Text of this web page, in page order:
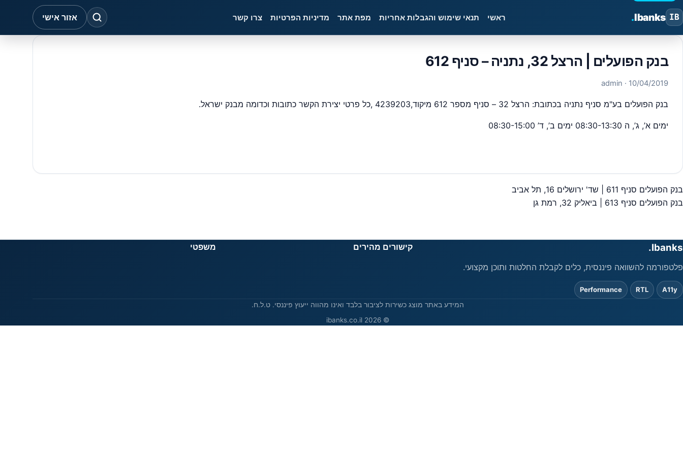
IB
Ibanks
. ראשי תנאי שימוש והגבלות אחריות מפת אתר מדיניות הפרטיות צרו קשר אזור אישי
בנק הפועלים | הרצל 32, נתניה – סניף 612
10/04/2019
· admin
בנק הפועלים בע"מ סניף נתניה בכתובת: הרצל 32 – סניף מספר 612 מיקוד,4239203 ,כל פרטי יצירת הקשר כתובות וכדומה מבנק ישראל.
ימים א’, ג’, ה 08:30-13:30 ימים ב’, ד’ 08:30-15:00
ניווט
בנק הפועלים סניף 611 | שד' ירושלים 16, תל אביב
בנק הפועלים סניף 613 | ביאליק 32, רמת גן
Ibanks.
פלטפורמה להשוואה פיננסית, כלים לקבלת החלטות ותוכן מקצועי.
A11y
RTL
Performance
קישורים מהירים משפטי
המידע באתר מוצג כשירות לציבור בלבד ואינו מהווה ייעוץ פיננסי. ט.ל.ח.
© 2026 ibanks.co.il